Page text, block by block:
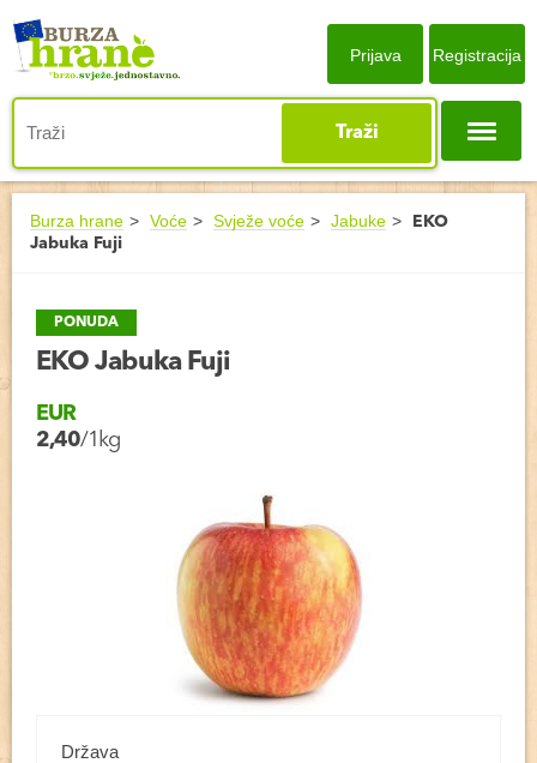
Traži
Prijava Registracija
Burza hrane Voće Svježe voće Jabuke
EKO
Jabuka Fuji
PONUDA
EKO Jabuka Fuji
EUR
2,40/1kg
Država